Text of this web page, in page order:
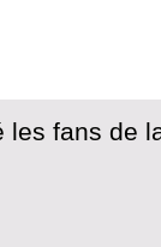
les fans de